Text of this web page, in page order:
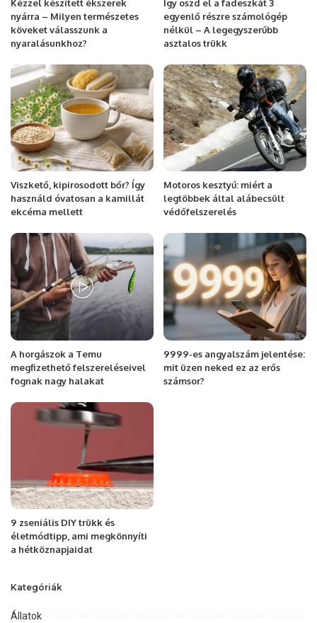
Kézzel készített ékszerek
nyárra – Milyen természetes
köveket válasszunk a
nyaralásunkhoz?
Így oszd el a fadeszkát 3
egyenlő részre számológép
nélkül – A legegyszerűbb
asztalos trükk
Viszkető, kipirosodott bőr? Így
használd óvatosan a kamillát
ekcéma mellett
Motoros kesztyű: miért a
legtöbbek által alábecsült
védőfelszerelés
A horgászok a Temu
megfizethető felszereléseivel
fognak nagy halakat
9999-es angyalszám jelentése:
mit üzen neked ez az erős
számsor?
9 zseniális DIY trükk és
életmódtipp, ami megkönnyíti
a hétköznapjaidat
Kategóriák
Állatok